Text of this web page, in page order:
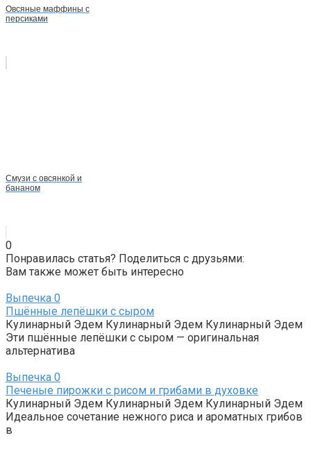
Овсяные маффины с
персиками
Смузи с овсянкой и
бананом
0
Понравилась статья? Поделиться с друзьями:
Вам также может быть интересно
Выпечка 0
Пшённые лепёшки с сыром
Кулинарный Эдем Кулинарный Эдем Кулинарный Эдем
Эти пшённые лепёшки с сыром — оригинальная
альтернатива
Выпечка 0
Печеные пирожки с рисом и грибами в духовке
Кулинарный Эдем Кулинарный Эдем Кулинарный Эдем
Идеальное сочетание нежного риса и ароматных грибов
в